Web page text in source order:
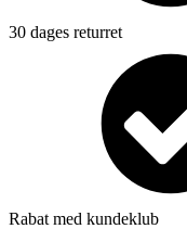
30 dages returret
Rabat med kundeklub